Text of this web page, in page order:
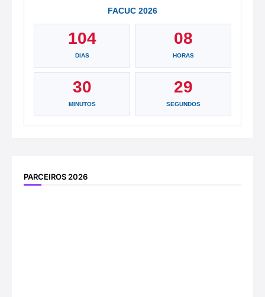
FACUC 2026
104
DIAS
08
HORAS
30
MINUTOS
29
SEGUNDOS
PARCEIROS 2026